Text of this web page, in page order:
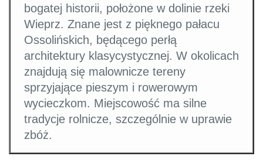
bogatej historii, położone w dolinie rzeki
Wieprz. Znane jest z pięknego pałacu
Ossolińskich, będącego perłą
architektury klasycystycznej. W okolicach
znajdują się malownicze tereny
sprzyjające pieszym i rowerowym
wycieczkom. Miejscowość ma silne
tradycje rolnicze, szczególnie w uprawie
zbóż.